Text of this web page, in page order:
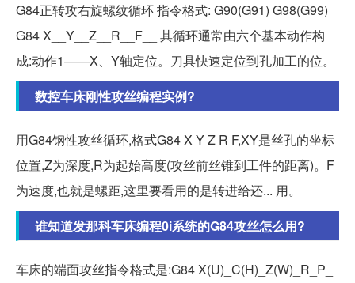
G84正转攻右旋螺纹循环 指令格式: G90(G91) G98(G99)
G84 X__Y__Z__R__F__ 其循环通常由六个基本动作构
成:动作1——X、Y轴定位。刀具快速定位到孔加工的位。
数控车床刚性攻丝编程实例?
用G84钢性攻丝循环,格式G84 X Y Z R F,XY是丝孔的坐标
位置,Z为深度,R为起始高度(攻丝前丝锥到工件的距离)。F
为速度,也就是螺距,这里要看用的是转进给还... 用。
谁知道发那科车床编程0i系统的G84攻丝怎么用?
车床的端面攻丝指令格式是:G84 X(U)_C(H)_Z(W)_R_P_